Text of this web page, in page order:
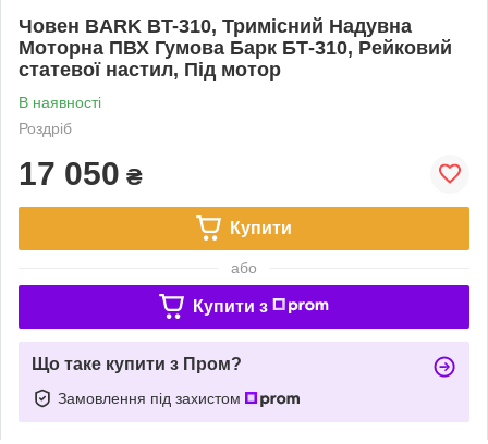
Човен BARK BT-310, Тримісний Надувна
Моторна ПВХ Гумова Барк БТ-310, Рейковий
статевої настил, Під мотор
В наявності
Роздріб
17 050 ₴
Купити
або
Купити з
Що таке купити з Пром?
Замовлення під захистом